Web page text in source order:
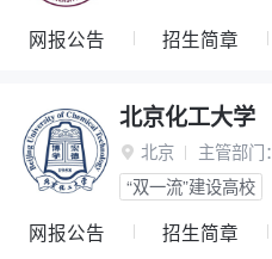
网报公告 招生简章
北京化工大学
 北京 主管部门：
“双一流”建设高校
网报公告 招生简章